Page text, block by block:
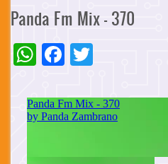
Panda Fm Mix - 370
WhatsApp
Facebook